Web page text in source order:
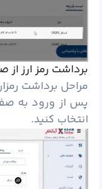
برداشت رمز ارز از
مراحل برداشت
پس از ورود به
انتخاب کنید.